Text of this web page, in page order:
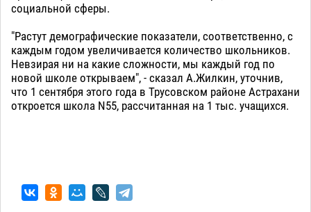
социальной сферы.
"Растут демографические показатели, соответственно, с
каждым годом увеличивается количество школьников.
Невзирая ни на какие сложности, мы каждый год по
новой школе открываем", - сказал А.Жилкин, уточнив,
что 1 сентября этого года в Трусовском районе Астрахани
откроется школа N55, рассчитанная на 1 тыс. учащихся.